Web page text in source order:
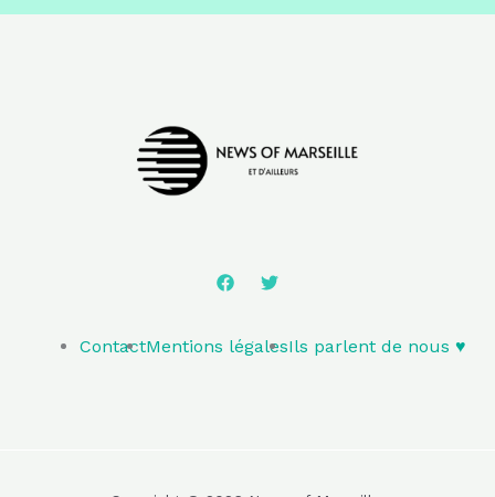
ContactMentions légalesIls parlent de nous ♥️